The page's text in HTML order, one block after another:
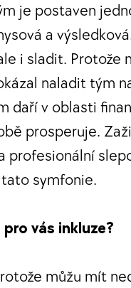
je postaven
a
i sladit. Protože
naladit tým
daří v oblasti
prosperuje.
profesionální
symfonie.
vás inkluze?
můžu mít